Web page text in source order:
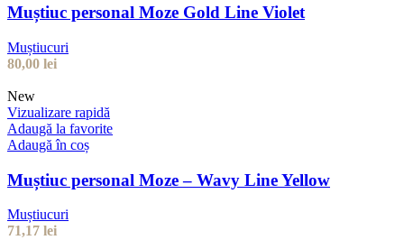
Muștiuc personal Moze Gold Line Violet
Muștiucuri
80,00 lei
New
Vizualizare rapidă
Adaugă la favorite
Adaugă în coș
Muștiuc personal Moze – Wavy Line Yellow
Muștiucuri
71,17 lei